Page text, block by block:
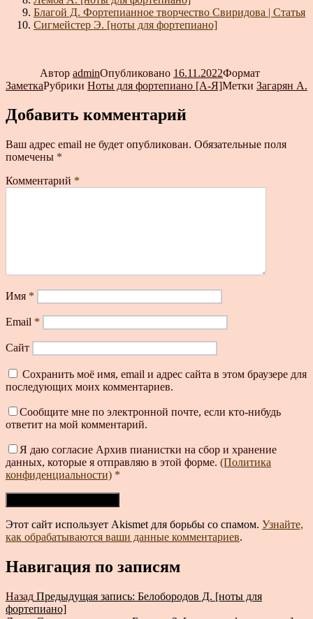
Благой Д. Фортепианное творчество Свиридова | Статья
Сигмейстер Э. [ноты для фортепиано]
Автор adminОпубликовано 16.11.2022Формат
ЗаметкаРубрики Ноты для фортепиано [А-Я]Метки Загарян А.
Добавить комментарий
Ваш адрес email не будет опубликован. Обязательные поля
помечены *
Комментарий *
Имя *
Email *
Сайт
Сохранить моё имя, email и адрес сайта в этом браузере для
последующих моих комментариев.
Сообщите мне по электронной почте, если кто-нибудь
ответит на мой комментарий.
Я даю согласие Архив пианистки на сбор и хранение
данных, которые я отправляю в этой форме. (Политика
конфиденциальности) *
Этот сайт использует Akismet для борьбы со спамом. Узнайте,
как обрабатываются ваши данные комментариев.
Навигация по записям
Назад Предыдущая запись: Белобородов Д. [ноты для
фортепиано]